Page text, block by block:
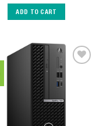
ADD TO CART